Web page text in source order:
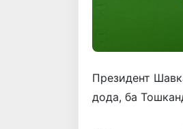
Президент
дода, ба